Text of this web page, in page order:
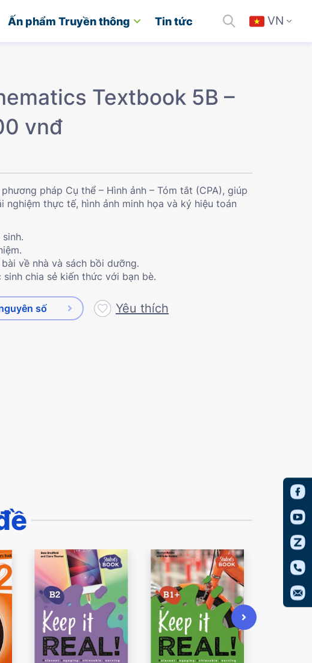
Ấn phẩm Truyền thông Tin tức VN
Textbook 5B –
vnđ
pháp Cụ thể – Hình ảnh – Tóm tắt (CPA), giúp
nghiệm thực tế, hình ảnh minh họa và ký hiệu toán
về nhà và sách bồi dưỡng.
chia sẻ kiến thức với bạn bè.
số Yêu thích